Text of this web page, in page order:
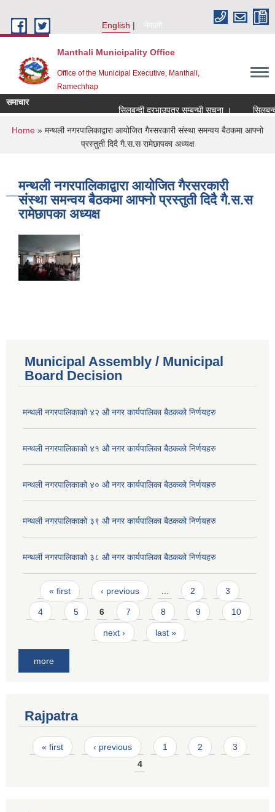
English
नेपाली
Manthali Municipality Office
Office of the Municipal Executive, Manthali,
Ramechhap
समाचार
सिलबन्दी दरभाउपत्र सम्बन्धी सूचना ।
सिलबन्दी
You are here
Home » मन्थली नगरपालिकाद्वारा आयोजित गैरसरकारी संस्था समन्वय बैठकमा आफ्नो
प्रस्तुती दिदै गै.स.स रामेछापका अध्यक्ष
मन्थली नगरपालिकाद्वारा आयोजित गैरसरकारी
संस्था समन्वय बैठकमा आफ्नो प्रस्तुती दिदै गै.स.स
रामेछापका अध्यक्ष
Municipal Assembly / Municipal
Board Decision
मन्थली नगरपालिकाको ४२ औ नगर कार्यपालिका बैठकको निर्णयहरु
मन्थली नगरपालिकाको ४१ औ नगर कार्यपालिका बैठकको निर्णयहरु
मन्थली नगरपालिकाको ४० औ नगर कार्यपालिका बैठकको निर्णयहरु
मन्थली नगरपालिकाको ३९ औ नगर कार्यपालिका बैठकको निर्णयहरु
मन्थली नगरपालिकाको ३८ औ नगर कार्यपालिका बैठकको निर्णयहरु
Pages
« first ‹ previous 2 3
4 5 6 7 8 9 10
next › last »
more
Rajpatra
Pages
« first ‹ previous 1 2
3
4